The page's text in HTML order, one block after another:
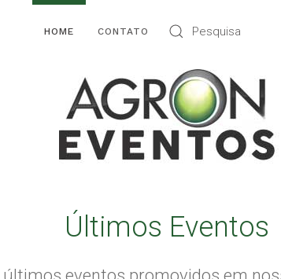
HOME CONTATO
Últimos Eventos